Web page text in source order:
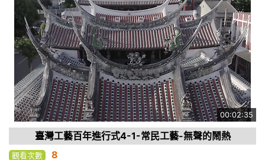
00:02:35
臺灣工藝百年進行式4-1-常民工藝-無聲的鬧熱
觀看次數 8